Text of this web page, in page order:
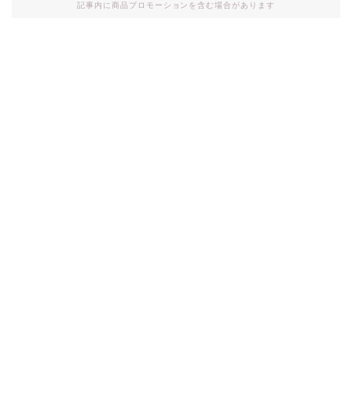
記事内に商品プロモーションを含む場合があります